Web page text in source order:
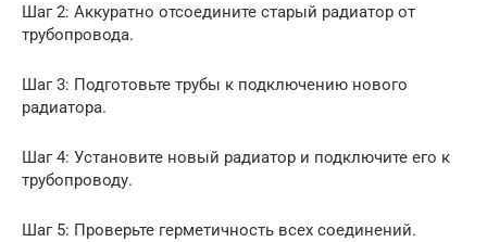
Шаг 2: Аккуратно отсоедините старый радиатор от
трубопровода.
Шаг 3: Подготовьте трубы к подключению нового
радиатора.
Шаг 4: Установите новый радиатор и подключите его к
трубопроводу.
Шаг 5: Проверьте герметичность всех соединений.